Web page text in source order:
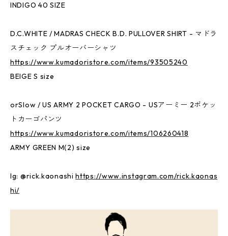
INDIGO 40 SIZE
D.C.WHITE / MADRAS CHECK B.D. PULLOVER SHIRT - マドラ
スチェック プルオーバーシャツ
https://www.kumadoristore.com/items/93505240
BEIGE S size
orSlow / US ARMY 2 POCKET CARGO - USアーミー 2ポケッ
トカーゴパンツ
https://www.kumadoristore.com/items/106260418
ARMY GREEN M(2) size
Ig: @rick.kaonashihttps://www.instagram.com/rick.kaonas
hi/